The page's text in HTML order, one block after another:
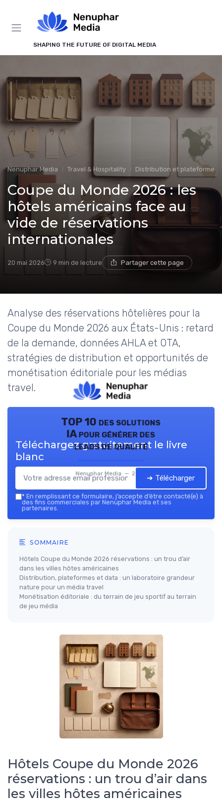
SHAPING THE FUTURE OF DIGITAL MEDIA
Nenuphar Media Travel & Hospitality Distribution et plateformes
Coupe du Monde 2026 : les
hôtels américains face au
vide de réservations
internationales
20 mai 2026 9 min de lecture Partager cette page
Analyse des réservations hôtelières pour la
Coupe du Monde 2026 aux États-Unis : retard
de la demande, données AHLA et OTA,
stratégies de distribution et opportunités de
monétisation éditoriale pour les médias
travel.
TOP 10 des solutions
IA pour générer des
leads de qualité
Nenuphar Media — 2026
Téléchargez gratuitement le livre
blanc
➔ Télécharger
* En remplissant ce formulaire, j’accepte d’être contacté(e) à
des fins commerciales par Nenuphar Media et ses
partenaires.
SOMMAIRE
Hôtels Coupe du Monde 2026 réservations : un trou d’air
dans les villes hôtes américaines
Distribution, plateformes et data : un laboratoire grandeur
nature pour un média travel
Monétisation éditoriale : du terrain de jeu sportif au terrain
de jeu média
Hôtels Coupe du Monde 2026
réservations : un trou d’air dans
les villes hôtes américaines